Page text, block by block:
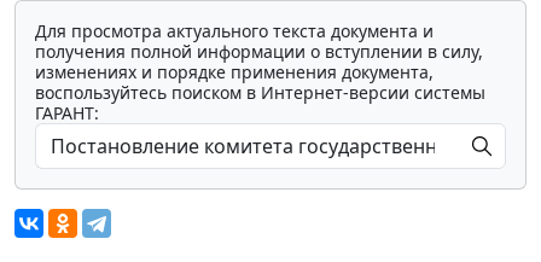
Для просмотра актуального текста документа и
получения полной информации о вступлении в силу,
изменениях и порядке применения документа,
воспользуйтесь поиском в Интернет-версии системы
ГАРАНТ: